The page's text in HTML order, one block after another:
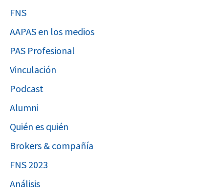
FNS
AAPAS en los medios
PAS Profesional
Vinculación
Podcast
Alumni
Quién es quién
Brokers & compañía
FNS 2023
Análisis